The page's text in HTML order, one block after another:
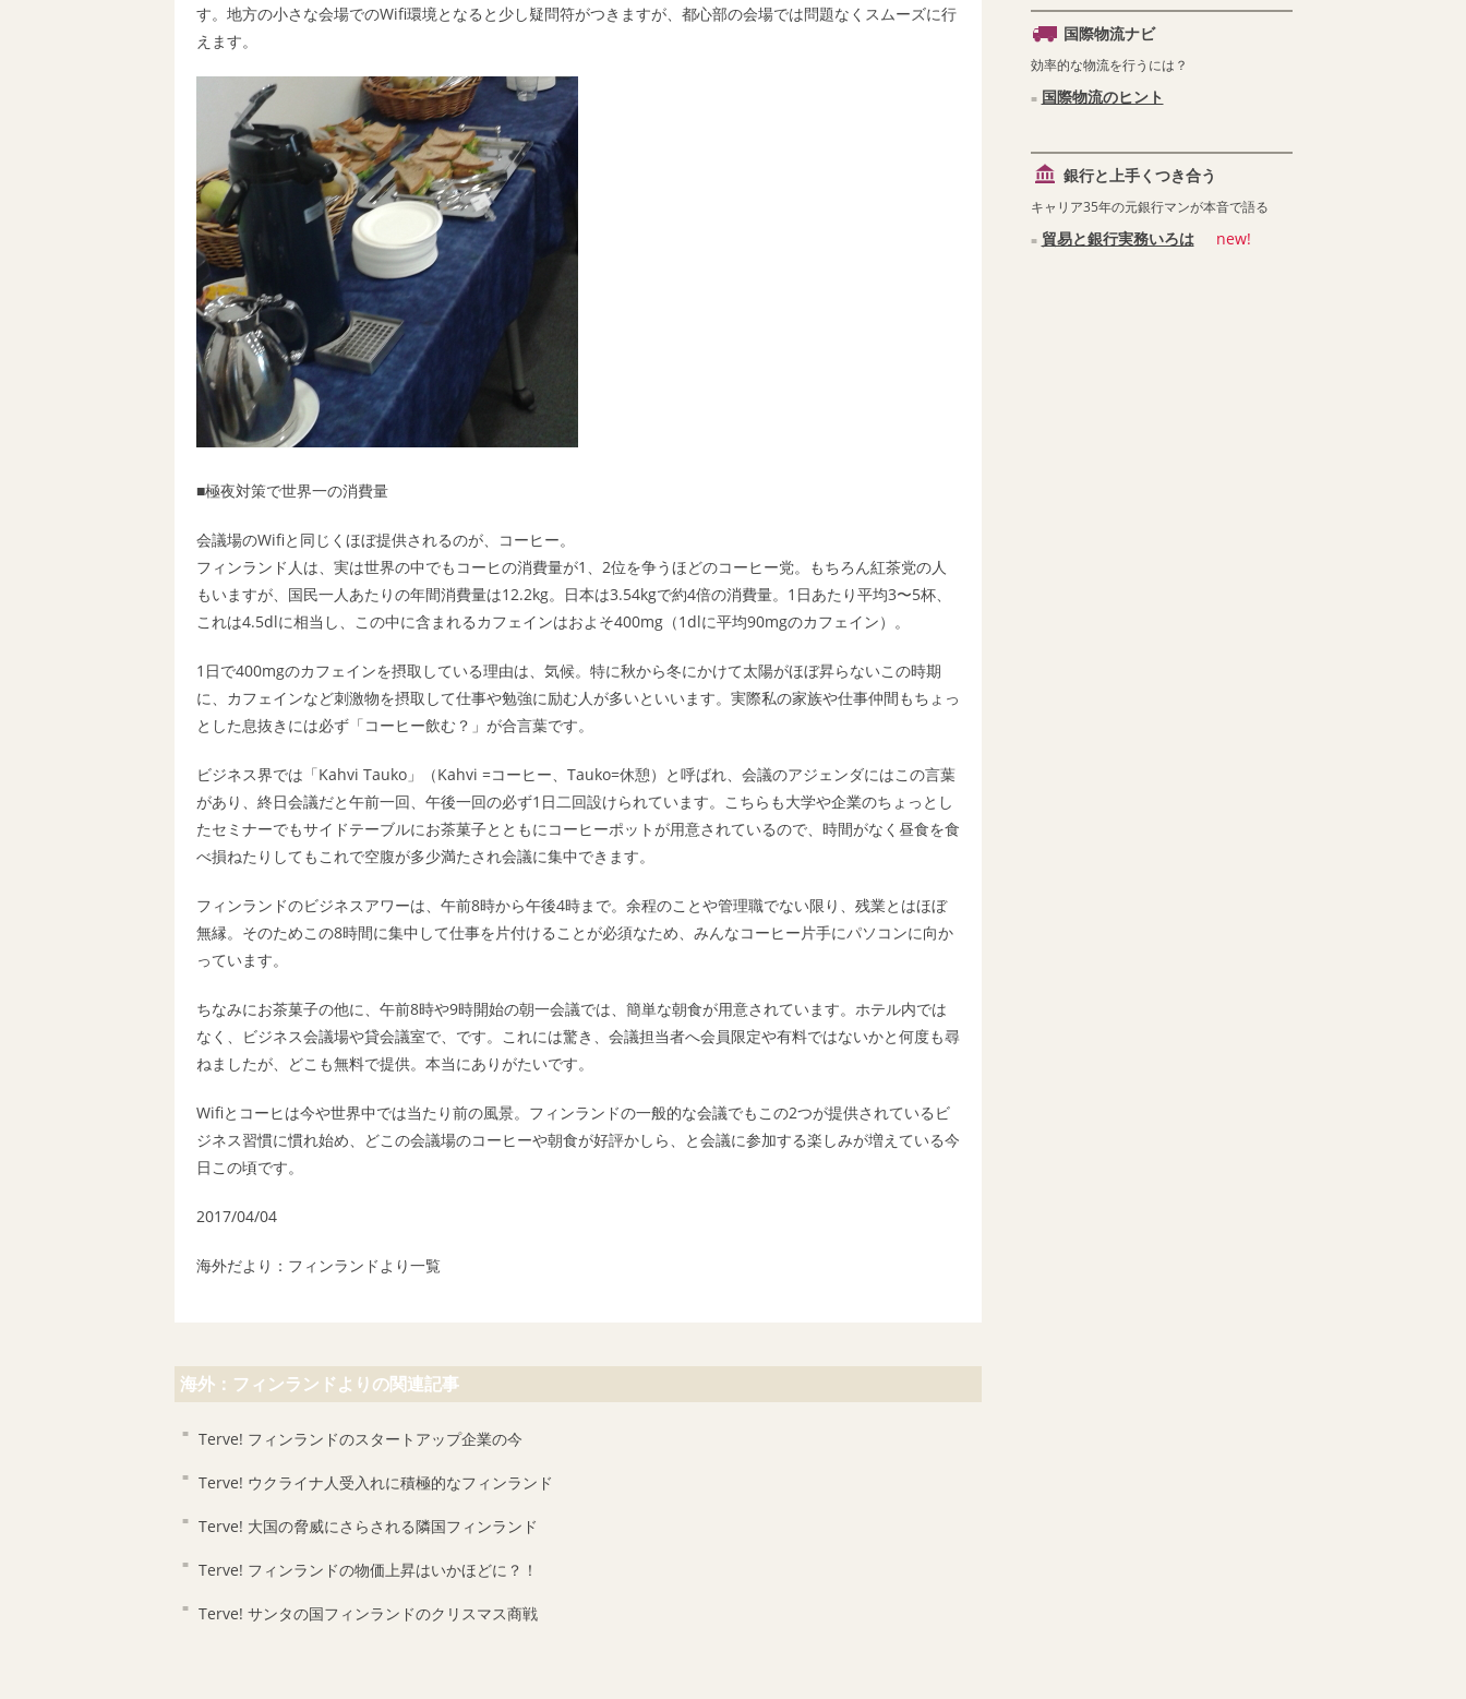
す。地方の小さな会場でのWifi環境となると少し疑問符がつきますが、都心部の会場では問題なくスムーズに行
えます。
■極夜対策で世界一の消費量
会議場のWifiと同じくほぼ提供されるのが、コーヒー。
フィンランド人は、実は世界の中でもコーヒの消費量が1、2位を争うほどのコーヒー党。もちろん紅茶党の人
もいますが、国民一人あたりの年間消費量は12.2kg。日本は3.54kgで約4倍の消費量。1日あたり平均3〜5杯、
これは4.5dlに相当し、この中に含まれるカフェインはおよそ400mg（1dlに平均90mgのカフェイン）。
1日で400mgのカフェインを摂取している理由は、気候。特に秋から冬にかけて太陽がほぼ昇らないこの時期
に、カフェインなど刺激物を摂取して仕事や勉強に励む人が多いといいます。実際私の家族や仕事仲間もちょっ
とした息抜きには必ず「コーヒー飲む？」が合言葉です。
ビジネス界では「Kahvi Tauko」（Kahvi =コーヒー、Tauko=休憩）と呼ばれ、会議のアジェンダにはこの言葉
があり、終日会議だと午前一回、午後一回の必ず1日二回設けられています。こちらも大学や企業のちょっとし
たセミナーでもサイドテーブルにお茶菓子とともにコーヒーポットが用意されているので、時間がなく昼食を食
べ損ねたりしてもこれで空腹が多少満たされ会議に集中できます。
フィンランドのビジネスアワーは、午前8時から午後4時まで。余程のことや管理職でない限り、残業とはほぼ
無縁。そのためこの8時間に集中して仕事を片付けることが必須なため、みんなコーヒー片手にパソコンに向か
っています。
ちなみにお茶菓子の他に、午前8時や9時開始の朝一会議では、簡単な朝食が用意されています。ホテル内では
なく、ビジネス会議場や貸会議室で、です。これには驚き、会議担当者へ会員限定や有料ではないかと何度も尋
ねましたが、どこも無料で提供。本当にありがたいです。
Wifiとコーヒは今や世界中では当たり前の風景。フィンランドの一般的な会議でもこの2つが提供されているビ
ジネス習慣に慣れ始め、どこの会議場のコーヒーや朝食が好評かしら、と会議に参加する楽しみが増えている今
日この頃です。
2017/04/04
海外だより：フィンランドより一覧
海外：フィンランドよりの関連記事
Terve! フィンランドのスタートアップ企業の今
Terve! ウクライナ人受入れに積極的なフィンランド
Terve! 大国の脅威にさらされる隣国フィンランド
Terve! フィンランドの物価上昇はいかほどに？！
Terve! サンタの国フィンランドのクリスマス商戦
国際物流ナビ
効率的な物流を行うには？
国際物流のヒント
銀行と上手くつき合う
キャリア35年の元銀行マンが本音で語る
貿易と銀行実務いろは new!